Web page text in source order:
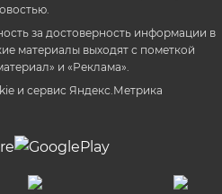
за достоверность информации в
материалы выходят с пометкой
и «Реклама».
и сервиc Яндекс.Метрика